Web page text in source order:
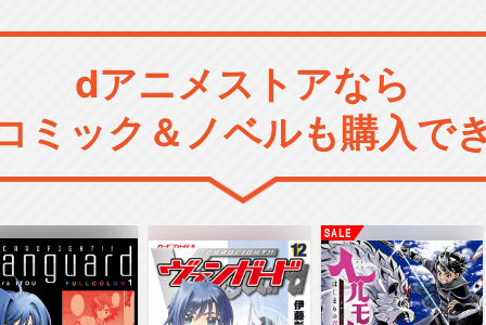
dアニメストアなら
ミック＆ノベルも購入で